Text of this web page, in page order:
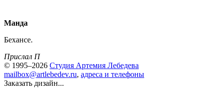
Манда
Бехансе.
Прислал П
© 1995–2026 Студия Артемия Лебедева
mailbox@artlebedev.ru, адреса и телефоны
Заказать дизайн...